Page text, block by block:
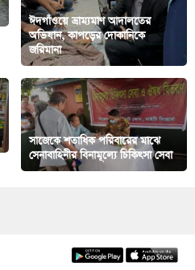
ঈদগাঁওয়ে ভ্রাম্যমাণ আদালতের
অভিযান, কাপড়ের দোকানিকে
জরিমানা
সাজেকে শতাধিক পরিবারের মাঝে
সেনাবাহিনীর বিনামূল্যে চিকিৎসা সেবা